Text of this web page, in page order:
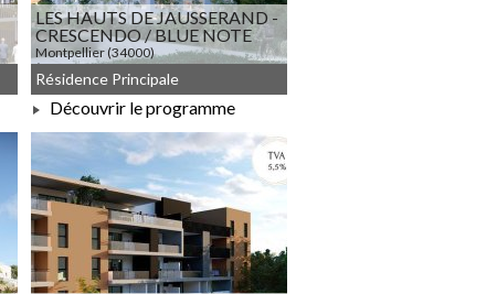
LES HAUTS DE JAUSSERAND -
CRESCENDO / BLUE NOTE
Montpellier (34000)
À PARTIR DE 185 950,00 €
À PARTIR DE 185 950,00 €
Résidence Principale
Découvrir le programme